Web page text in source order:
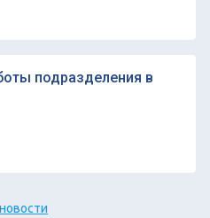
подразделения в